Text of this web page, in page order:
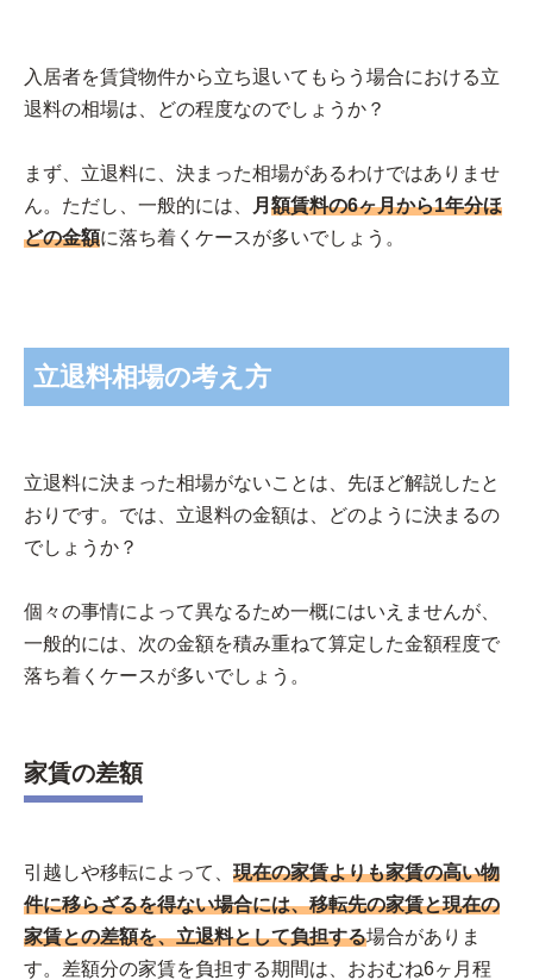
入居者を賃貸物件から立ち退いてもらう場合における立
退料の相場は、どの程度なのでしょうか？
まず、立退料に、決まった相場があるわけではありませ
ん。ただし、一般的には、
月 額賃料の6ヶ月から1年分ほ
どの金額に落ち着くケースが多いでしょう。
立退料相場の考え方
立退料に決まった相場がないことは、先ほど解説したと
おりです。では、立退料の金額は、どのように決まるの
でしょうか？
個々の事情によって異なるため一概にはいえませんが、
一般的には、次の金額を積み重ねて算定した金額程度で
落ち着くケースが多いでしょう。
家賃の差額
引越しや移転によって、 現在の家賃よりも家賃の高い物
件に移らざるを得ない場合には、移転先の家賃と現在の
家賃との差額を、立退料として負担する場合がありま
す。差額分の家賃を負担する期間は、おおむね6ヶ月程